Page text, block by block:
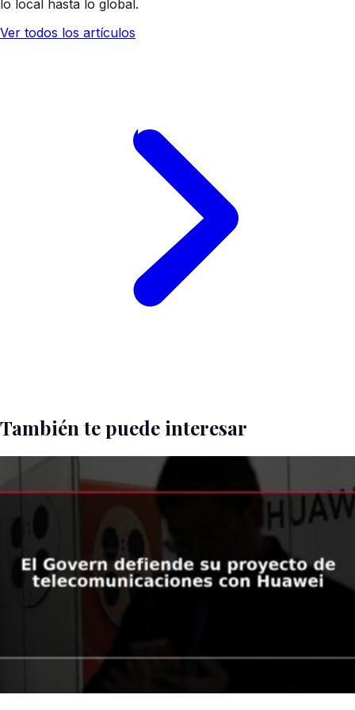
lo local hasta lo global.
Ver todos los artículos
También te puede interesar